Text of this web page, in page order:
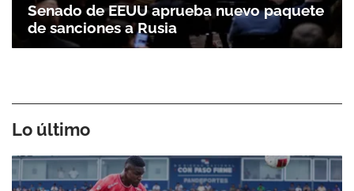
Senado de EEUU aprueba nuevo paquete
de sanciones a Rusia
Lo último